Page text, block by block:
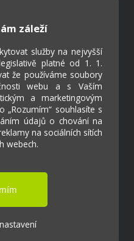
záleží
služby na nejvyšší
platné od 1. 1.
že používáme soubory
webu a s Vaším
a marketingovým
„Rozumím“ souhlasíte s
údajů o chování na
na sociálních sítích
webech.
škola Ostrožská
weboa.cz